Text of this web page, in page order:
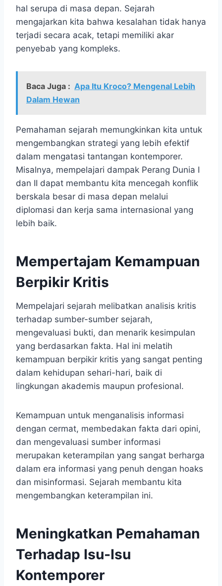
hal serupa di masa depan. Sejarah
mengajarkan kita bahwa kesalahan tidak hanya
terjadi secara acak, tetapi memiliki akar
penyebab yang kompleks.
Baca Juga : Apa Itu Kroco? Mengenal Lebih
Dalam Hewan
Pemahaman sejarah memungkinkan kita untuk
mengembangkan strategi yang lebih efektif
dalam mengatasi tantangan kontemporer.
Misalnya, mempelajari dampak Perang Dunia I
dan II dapat membantu kita mencegah konflik
berskala besar di masa depan melalui
diplomasi dan kerja sama internasional yang
lebih baik.
Mempertajam Kemampuan
Berpikir Kritis
Mempelajari sejarah melibatkan analisis kritis
terhadap sumber-sumber sejarah,
mengevaluasi bukti, dan menarik kesimpulan
yang berdasarkan fakta. Hal ini melatih
kemampuan berpikir kritis yang sangat penting
dalam kehidupan sehari-hari, baik di
lingkungan akademis maupun profesional.
Kemampuan untuk menganalisis informasi
dengan cermat, membedakan fakta dari opini,
dan mengevaluasi sumber informasi
merupakan keterampilan yang sangat berharga
dalam era informasi yang penuh dengan hoaks
dan misinformasi. Sejarah membantu kita
mengembangkan keterampilan ini.
Meningkatkan Pemahaman
Terhadap Isu-Isu
Kontemporer